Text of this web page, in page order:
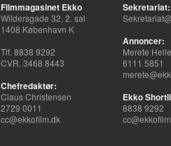
Filmmagasinet Ekko
Wildersgade 32, 2. sal
1408 København K
Tlf. 8838 9292
CVR. 3468 8443
Chefredaktør:
Claus Christensen
2729 0011
cc@ekkofilm.dk
Sekretariat:
Annoncer:
Merete
6111 5851
Ekko
8838 9292